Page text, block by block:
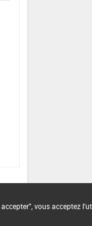
vous acceptez